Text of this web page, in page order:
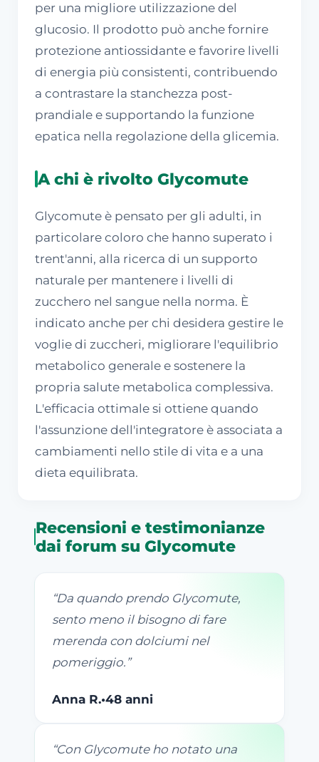
per una migliore utilizzazione del
glucosio. Il prodotto può anche fornire
protezione antiossidante e favorire livelli
di energia più consistenti, contribuendo
a contrastare la stanchezza post-
prandiale e supportando la funzione
epatica nella regolazione della glicemia.
A chi è rivolto Glycomute
Glycomute è pensato per gli adulti, in
particolare coloro che hanno superato i
trent'anni, alla ricerca di un supporto
naturale per mantenere i livelli di
zucchero nel sangue nella norma. È
indicato anche per chi desidera gestire le
voglie di zuccheri, migliorare l'equilibrio
metabolico generale e sostenere la
propria salute metabolica complessiva.
L'efficacia ottimale si ottiene quando
l'assunzione dell'integratore è associata a
cambiamenti nello stile di vita e a una
dieta equilibrata.
Recensioni e testimonianze
dai forum su Glycomute
“Da quando prendo Glycomute,
sento meno il bisogno di fare
merenda con dolciumi nel
pomeriggio. ”
Anna R.•48 anni
“Con Glycomute ho notato una